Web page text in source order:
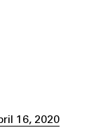
16, 2020